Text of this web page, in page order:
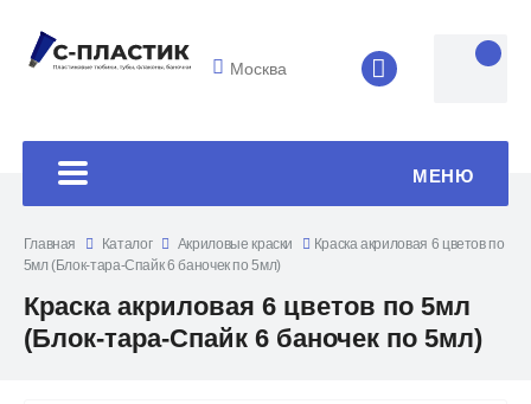
Москва 8 (4852) 33-
МЕНЮ
Главная Каталог Акриловые краски
Краска акриловая 6 цветов по
5мл (Блок-тара-Спайк 6 баночек по 5мл)
Краска акриловая 6 цветов по 5мл
(Блок-тара-Спайк 6 баночек по 5мл)